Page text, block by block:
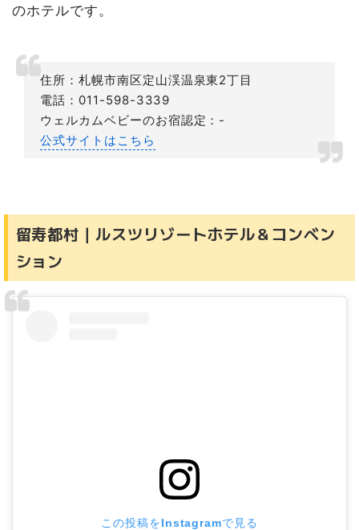
のホテルです。
住所：札幌市南区定山渓温泉東2丁目
電話：011-598-3339
ウェルカムベビーのお宿認定：-
公式サイトはこちら
留寿都村｜ルスツリゾートホテル＆コンベン
ション
この投稿をInstagramで見る